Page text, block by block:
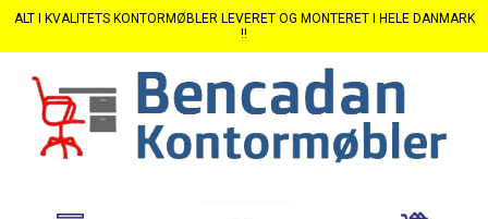
ALT I KVALITETS KONTORMØBLER LEVERET OG MONTERET I HELE DANMARK
!!